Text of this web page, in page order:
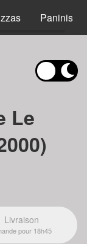
Paninis
Le
Livraison
pour 18h45